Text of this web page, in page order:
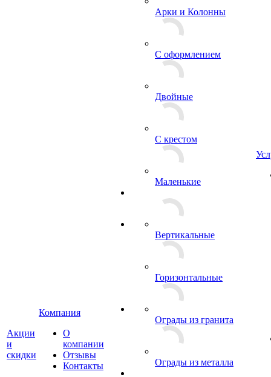
Акции
и
скидки
Компания
О
компании
Отзывы
Контакты
Арки и Колонны
С оформлением
Двойные
С крестом
Маленькие
Вертикальные
Горизонтальные
Ограды из гранита
Ограды из металла